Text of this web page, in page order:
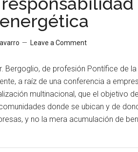
Leave a Comment
Bergoglio, de profesión Pontífice de
a raíz de una conferencia a
multinacional, que el objetivo
donde se ubican y de
y no la mera acumulación de